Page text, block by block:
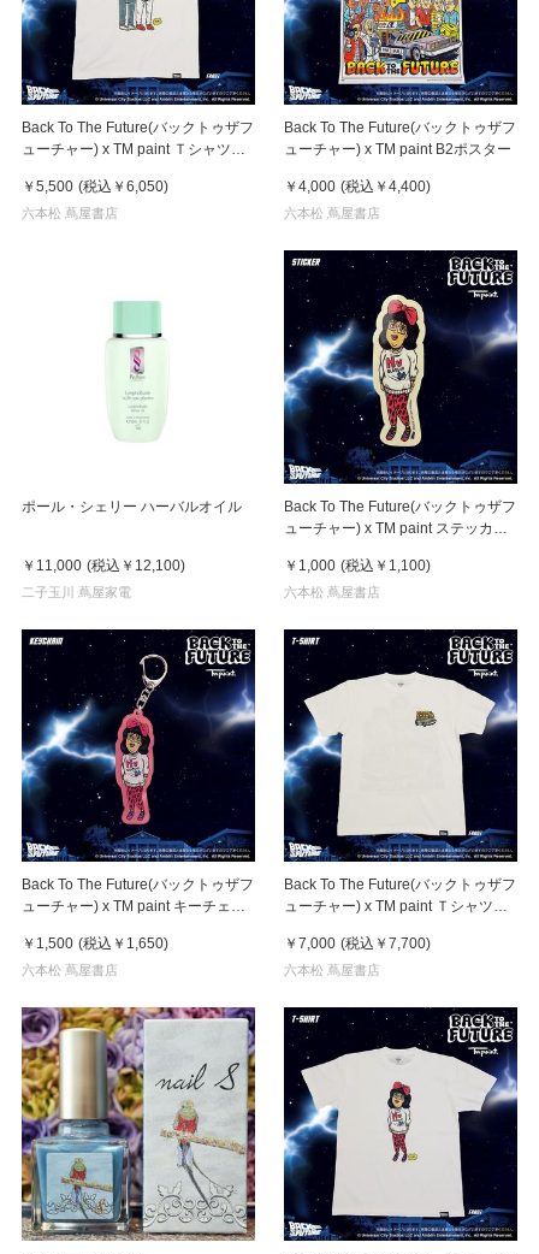
Back To The Future(バックトゥザフ
ューチャー) x TM paint Ｔシャツ
￥5,500 (税込 ￥6,050)
六本松 蔦屋書店
Back To The Future(バックトゥザフ
ューチャー) x TM paint B2ポスター
￥4,000 (税込 ￥4,400)
六本松 蔦屋書店
ポール・シェリー ハーバルオイル
￥11,000 (税込 ￥12,100)
二子玉川 蔦屋家電
Back To The Future(バックトゥザフ
ューチャー) x TM paint ステッカー
￥1,000 (税込 ￥1,100)
六本松 蔦屋書店
Back To The Future(バックトゥザフ
ューチャー) x TM paint キーチェー
￥1,500 (税込 ￥1,650)
六本松 蔦屋書店
Back To The Future(バックトゥザフ
ューチャー) x TM paint Ｔシャツ
￥7,000 (税込 ￥7,700)
六本松 蔦屋書店